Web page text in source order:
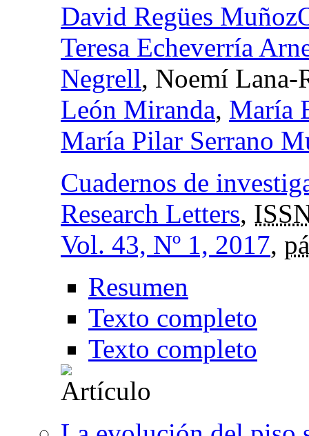
David Regües Muñoz
Teresa Echeverría
Negrell, Noemí
León Miranda, María
María Pilar Serrano
Cuadernos de
Research Letters,
Vol. 43, Nº 1, 2017,
Resumen
Texto completo
Texto completo